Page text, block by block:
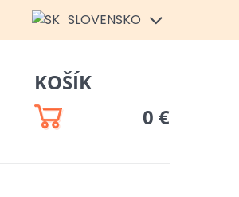
SLOVENSKO
KOŠÍK
0 €